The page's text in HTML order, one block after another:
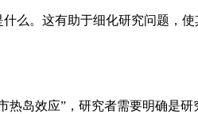
么。这有助于细化研究问题，使
岛效应”，研究者需要明确是